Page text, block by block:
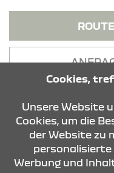
Diese Ansprüche
Reifengarantie
eingeschränkt
Cookies,
Unsere Website
Cookies, um die
der Website zu
Werbung und